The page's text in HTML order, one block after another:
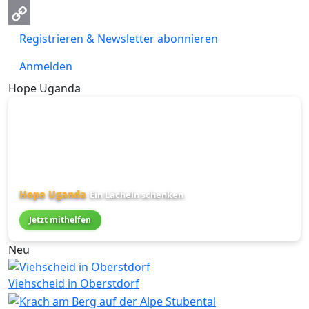
Email
Copy
Registrieren & Newsletter abonnieren
Anmelden
Hope Uganda
Hope Uganda Ein Lächeln schenken
Jetzt mithelfen
Neu
Viehscheid in Oberstdorf